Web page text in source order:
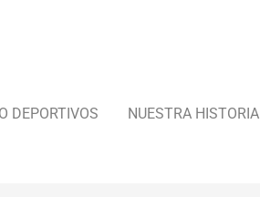
DEPORTIVOS NUESTRA HISTORIA